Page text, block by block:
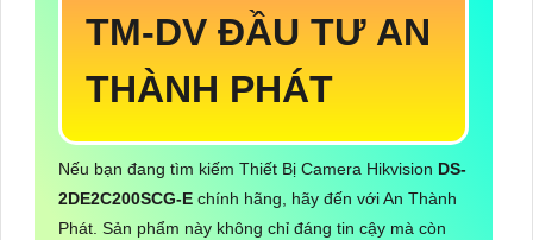
TM-DV ĐẦU TƯ AN
THÀNH PHÁT
Nếu bạn đang tìm kiếm Thiết Bị Camera Hikvision DS-
2DE2C200SCG-E chính hãng, hãy đến với An Thành
Phát. Sản phẩm này không chỉ đáng tin cậy mà còn